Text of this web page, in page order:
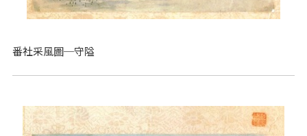
番社采風圖─守隘